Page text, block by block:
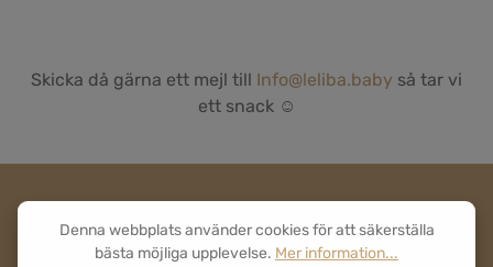
Skicka då gärna ett mejl till Info@leliba.baby så tar vi
ett snack ☺️
Denna webbplats använder cookies för att säkerställa
bästa möjliga upplevelse. Mer information...